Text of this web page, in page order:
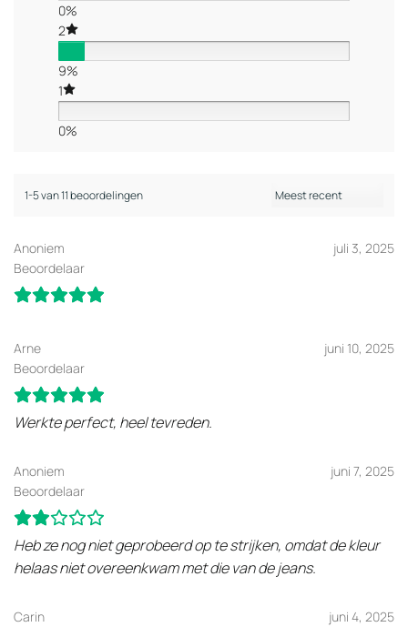
0%
2
9%
1
0%
1-5 van 11 beoordelingen
Anoniem
Beoordelaar
juli 3, 2025
Arne
Beoordelaar
juni 10, 2025
Werkte perfect, heel tevreden.
Anoniem
Beoordelaar
juni 7, 2025
Heb ze nog niet geprobeerd op te strijken, omdat de kleur
helaas niet overeenkwam met die van de jeans.
Carin
juni 4, 2025